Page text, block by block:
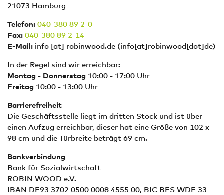
21073 Hamburg
Telefon: 040-380 89 2-0
Fax: 040-380 89 2-14
E-Mail: info [at] robinwood.de (info[at]robinwood[dot]de)
In der Regel sind wir erreichbar:
Montag - Donnerstag 10:00 - 17:00 Uhr
Freitag 10:00 - 13:00 Uhr
Barrierefreiheit
Die Geschäftsstelle liegt im dritten Stock und ist über
einen Aufzug erreichbar, dieser hat eine Größe von 102 x
98 cm und die Türbreite beträgt 69 cm.
Bankverbindung
Bank für Sozialwirtschaft
ROBIN WOOD e.V.
IBAN DE93 3702 0500 0008 4555 00, BIC BFS WDE 33